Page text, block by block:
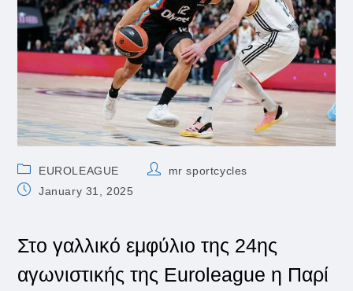
Post
category:
EUROLEAGUE
Postmr sportcycles
PostJanuary 31, 2025
Στο γαλλικό εμφύλιο της 24ης
αγωνιστικής της Euroleague η Παρί